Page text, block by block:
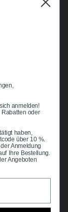
anmelden!
Rabatten oder
haben,
über 10 %.
Anmeldung
Ihre Bestellung.
Angeboten